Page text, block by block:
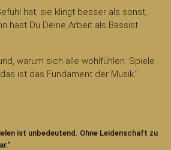
hat, sie klingt besser als sonst,
hast Du Deine Arbeit als Bassist
warum sich alle wohlfühlen. Spiele
ist das Fundament der Musik."
ist unbedeutend. Ohne Leidenschaft zu